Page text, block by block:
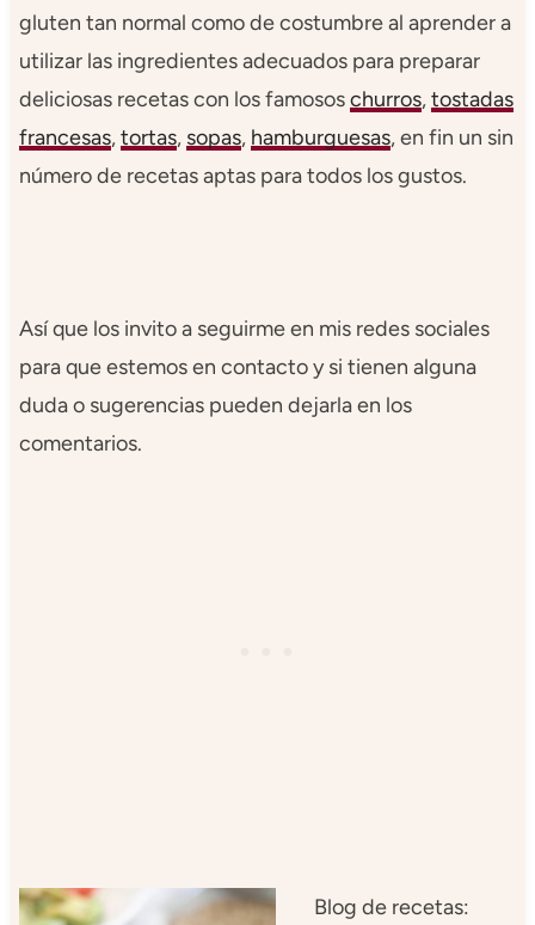
gluten tan normal como de costumbre al aprender a
utilizar las ingredientes adecuados para preparar
deliciosas recetas con los famososchurros,tostadas
francesas,tortas, sopas, hamburguesas, en fin un sin
número de recetas aptas para todos los gustos.
Así que los invito a seguirme en mis redes sociales
para que estemos en contacto y si tienen alguna
duda o sugerencias pueden dejarla en los
comentarios.
Blog de recetas: